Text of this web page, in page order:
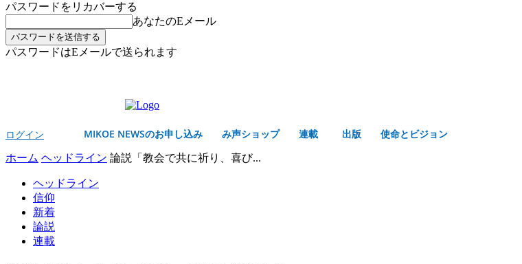
パスワードをリカバーする
あなたのEメール
パスワードはEメールで送られます
ログイン MIKOE NEWSのお申し込み み声ショップ 連載 出版 使命とビジョン
ホーム ヘッドライン 論説「教会で共に祈り、喜び...
ヘッドライン
信仰
新着
論説
連載